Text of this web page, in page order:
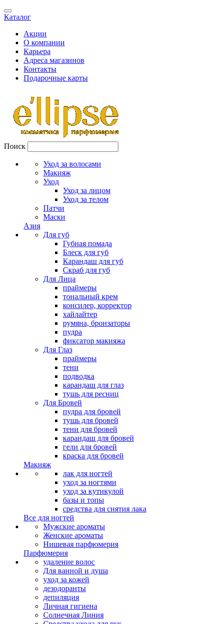
Каталог
Акции
О компании
Карьера
Адреса магазинов
Контакты
Подарочные карты
Поиск
Уход за волосами
Макияж
Уход
Уход за лицом
Уход за телом
Патчи
Маски
Азия
Для губ
Губная помада
Блеск для губ
Карандаш для губ
Скраб для губ
Для Лица
праймеры
тональный крем
консилер, корректор
хайлайтер
румяна, бронзаторы
пудра
фиксатор макияжа
Для Глаз
праймеры
тени
подводка
карандаш для глаз
тушь для ресниц
Для Бровей
пудра для бровей
тушь для бровей
тени для бровей
карандаш для бровей
гели для бровей
краска для бровей
Макияж
лак для ногтей
уход за ногтями
уход за кутикулой
базы и топы
средства для снятия лака
Все для ногтей
Мужские ароматы
Женские ароматы
Нишевая парфюмерия
Парфюмерия
удаление волос
Для ванной и душа
уход за кожей
дезодоранты
депиляция
Личная гигиена
Солнечная Линия